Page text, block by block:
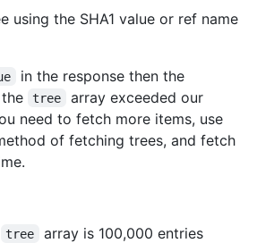
using the SHA1 value or ref name
in the response then the
tree
array exceeded our
need to fetch more items, use
of fetching trees, and fetch
tree
array is 100,000 entries